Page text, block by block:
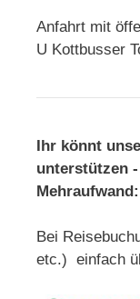
Anfahrt mit
U Kottbusser
Ihr könnt
unterstützen
Mehraufwand:
Bei
etc.) einfach